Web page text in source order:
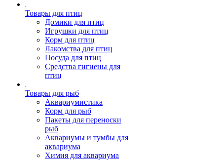
Товары для птиц
Домики для птиц
Игрушки для птиц
Корм для птиц
Лакомства для птиц
Посуда для птиц
Средства гигиены для
птиц
Товары для рыб
Аквариумистика
Корм для рыб
Пакеты для переноски
рыб
Аквариумы и тумбы для
аквариума
Химия для аквариума